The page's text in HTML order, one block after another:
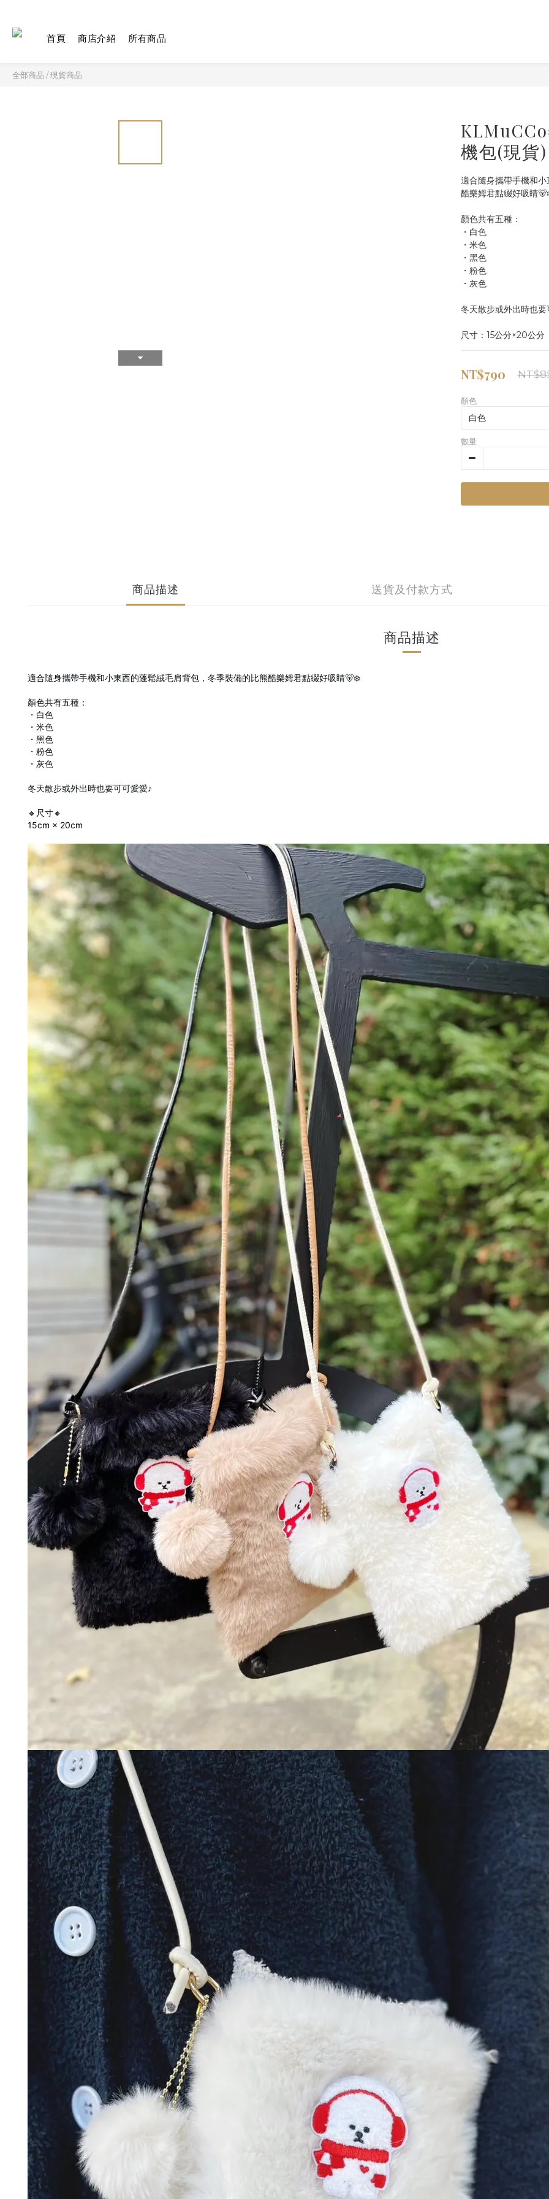
首頁 商店介紹 所有商品
全部商品 /現貨商品
機包(現貨)
適合隨身攜帶手機和
酷樂姆君點綴好吸睛
顏色共有五種：
・白色
・米色
・黑色
・粉色
・灰色
冬天散步或外出時也
尺寸：15公分×20公分
NT$790
顏色
數量
商品描述 送貨及付款方式
商品描述
適合隨身攜帶手機和小東西的蓬鬆絨毛肩背包，冬季裝備的比熊酷樂姆君點綴好吸睛🐻‍❄️
顏色共有五種：
・白色
・米色
・黑色
・粉色
・灰色
冬天散步或外出時也要可可愛愛♪
🔸尺寸🔸
15cm × 20cm